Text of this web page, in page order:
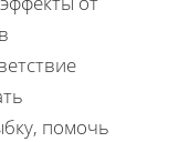
помочь